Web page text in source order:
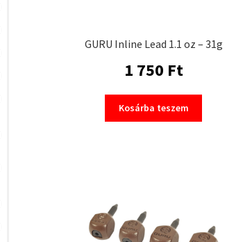
GURU Inline Lead 1.1 oz – 31g
1 750 Ft
Kosárba teszem